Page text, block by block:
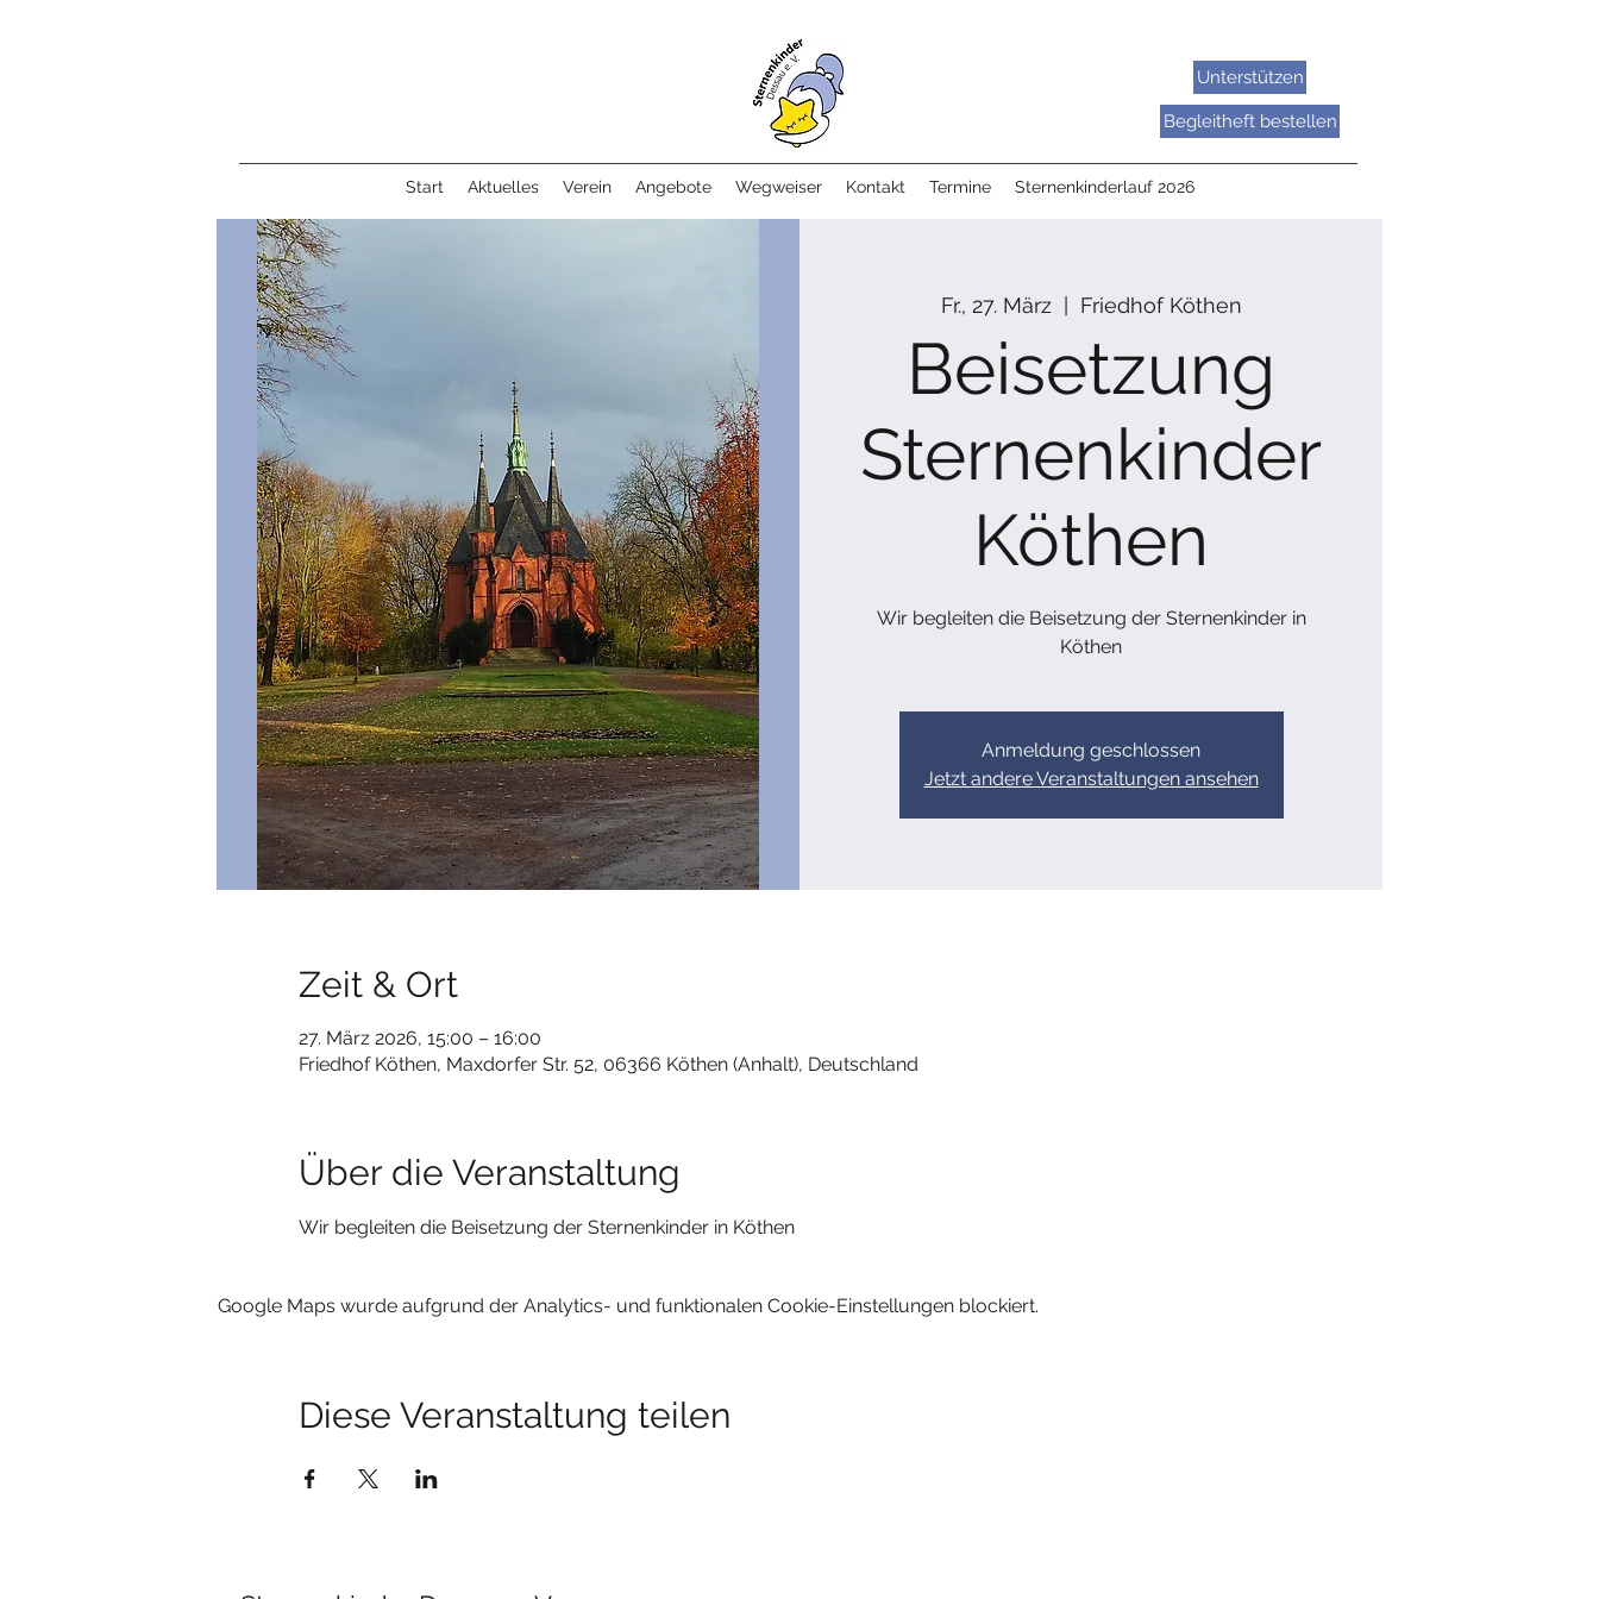
Unterstützen
Begleitheft bestellen
Start Aktuelles Verein Angebote Wegweiser Kontakt Termine Sternenkinderlauf 2026
Fr., 27. März
  |
Friedhof Köthen
Beisetzung
Sternenkinder
Köthen
Wir begleiten die Beisetzung der Sternenkinder in
Köthen
Anmeldung geschlossen
Jetzt andere Veranstaltungen ansehen
Zeit & Ort
27. März 2026, 15:00 – 16:00
Friedhof Köthen, Maxdorfer Str. 52, 06366 Köthen (Anhalt), Deutschland
Über die Veranstaltung
Wir begleiten die Beisetzung der Sternenkinder in Köthen
Google Maps wurde aufgrund der Analytics- und funktionalen Cookie-Einstellungen blockiert.
Diese Veranstaltung teilen